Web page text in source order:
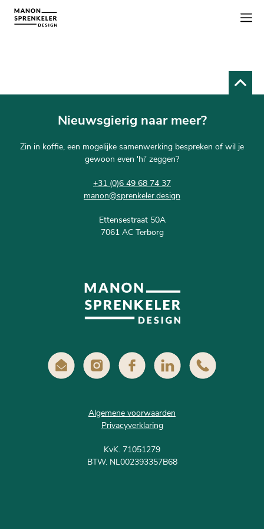
Nieuwsgierig naar meer?
Zin in koffie, een mogelijke samenwerking bespreken of wil je
gewoon even 'hi' zeggen?
+31 (0)6 49 68 74 37
manon@sprenkeler.design
Ettensestraat 50A
7061 AC Terborg
Algemene voorwaarden
Privacyverklaring
KvK. 71051279
BTW. NL002393357B68